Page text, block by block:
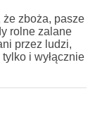
zboża, pasze
rolne zalane
przez ludzi,
i wyłącznie